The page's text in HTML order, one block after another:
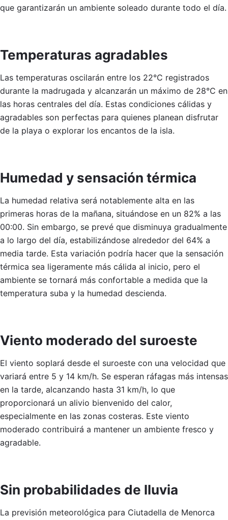
que garantizarán un ambiente soleado durante todo el día.
Temperaturas agradables
Las temperaturas oscilarán entre los 22°C registrados
durante la madrugada y alcanzarán un máximo de 28°C en
las horas centrales del día. Estas condiciones cálidas y
agradables son perfectas para quienes planean disfrutar
de la playa o explorar los encantos de la isla.
Humedad y sensación térmica
La humedad relativa será notablemente alta en las
primeras horas de la mañana, situándose en un 82% a las
00:00. Sin embargo, se prevé que disminuya gradualmente
a lo largo del día, estabilizándose alrededor del 64% a
media tarde. Esta variación podría hacer que la sensación
térmica sea ligeramente más cálida al inicio, pero el
ambiente se tornará más confortable a medida que la
temperatura suba y la humedad descienda.
Viento moderado del suroeste
El viento soplará desde el suroeste con una velocidad que
variará entre 5 y 14 km/h. Se esperan ráfagas más intensas
en la tarde, alcanzando hasta 31 km/h, lo que
proporcionará un alivio bienvenido del calor,
especialmente en las zonas costeras. Este viento
moderado contribuirá a mantener un ambiente fresco y
agradable.
Sin probabilidades de lluvia
La previsión meteorológica para Ciutadella de Menorca